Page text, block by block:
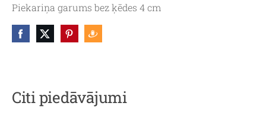
Piekariņa garums bez ķēdes 4 cm
Citi piedāvājumi